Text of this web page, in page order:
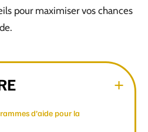
pour maximiser vos chances
d’aide pour la